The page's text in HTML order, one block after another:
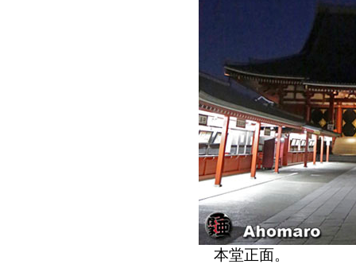
本堂正面。